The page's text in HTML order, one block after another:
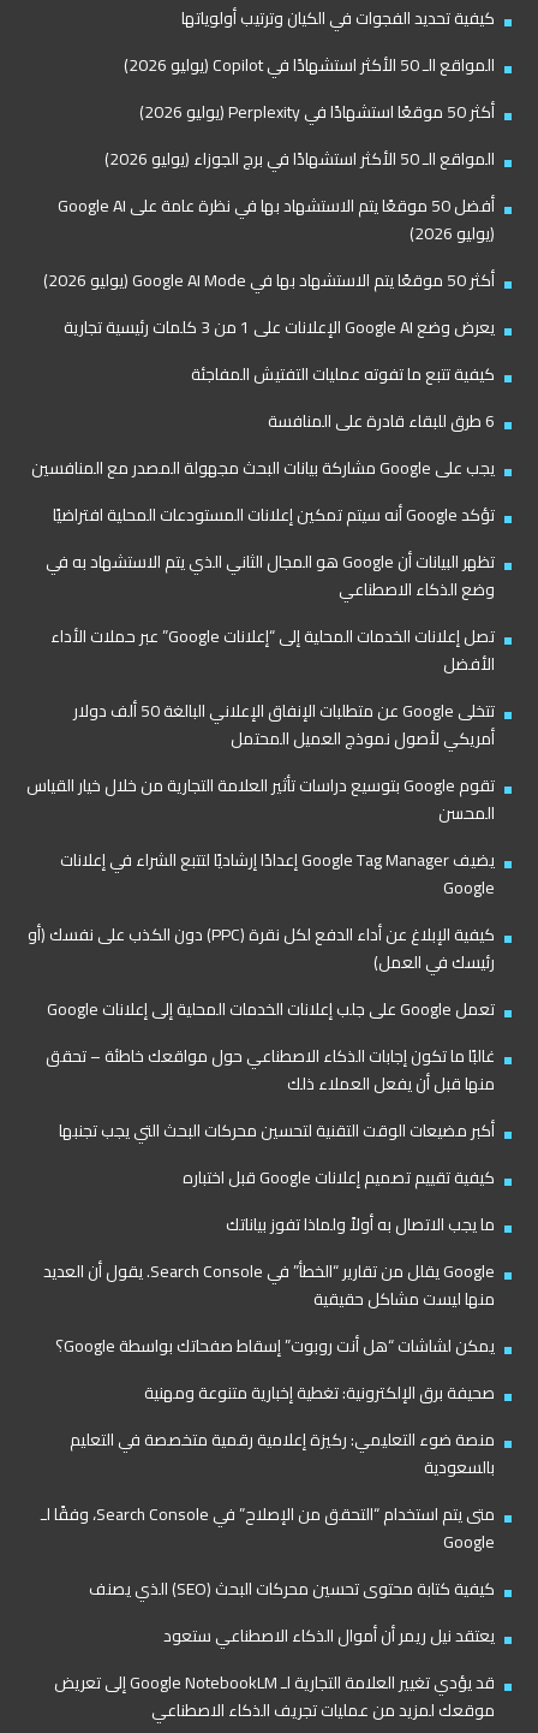
كيفية تحديد الفجوات في الكيان وترتيب أولوياتها
المواقع الـ 50 الأكثر استشهادًا في Copilot (يوليو 2026)
أكثر 50 موقعًا استشهادًا في Perplexity (يوليو 2026)
المواقع الـ 50 الأكثر استشهادًا في برج الجوزاء (يوليو 2026)
أفضل 50 موقعًا يتم الاستشهاد بها في نظرة عامة على Google AI
(يوليو 2026)
أكثر 50 موقعًا يتم الاستشهاد بها في Google AI Mode (يوليو 2026)
يعرض وضع Google AI الإعلانات على 1 من 3 كلمات رئيسية تجارية
كيفية تتبع ما تفوته عمليات التفتيش المفاجئة
6 طرق للبقاء قادرة على المنافسة
يجب على Google مشاركة بيانات البحث مجهولة المصدر مع المنافسين
تؤكد Google أنه سيتم تمكين إعلانات المستودعات المحلية افتراضيًا
تظهر البيانات أن Google هو المجال الثاني الذي يتم الاستشهاد به في
وضع الذكاء الاصطناعي
تصل إعلانات الخدمات المحلية إلى “إعلانات Google” عبر حملات الأداء
الأفضل
تتخلى Google عن متطلبات الإنفاق الإعلاني البالغة 50 ألف دولار
أمريكي لأصول نموذج العميل المحتمل
تقوم Google بتوسيع دراسات تأثير العلامة التجارية من خلال خيار القياس
المحسن
يضيف Google Tag Manager إعدادًا إرشاديًا لتتبع الشراء في إعلانات
Google
كيفية الإبلاغ عن أداء الدفع لكل نقرة (PPC) دون الكذب على نفسك (أو
رئيسك في العمل)
تعمل Google على جلب إعلانات الخدمات المحلية إلى إعلانات Google
غالبًا ما تكون إجابات الذكاء الاصطناعي حول مواقعك خاطئة – تحقق
منها قبل أن يفعل العملاء ذلك
أكبر مضيعات الوقت التقنية لتحسين محركات البحث التي يجب تجنبها
كيفية تقييم تصميم إعلانات Google قبل اختباره
ما يجب الاتصال به أولاً ولماذا تفوز بياناتك
Google يقلل من تقارير “الخطأ” في Search Console. يقول أن العديد
منها ليست مشاكل حقيقية
يمكن لشاشات “هل أنت روبوت” إسقاط صفحاتك بواسطة Google؟
صحيفة برق الإلكترونية: تغطية إخبارية متنوعة ومهنية
منصة ضوء التعليمي: ركيزة إعلامية رقمية متخصصة في التعليم
بالسعودية
متى يتم استخدام “التحقق من الإصلاح” في Search Console، وفقًا لـ
Google
كيفية كتابة محتوى تحسين محركات البحث (SEO) الذي يصنف
يعتقد نيل ريمر أن أموال الذكاء الاصطناعي ستعود
قد يؤدي تغيير العلامة التجارية لـ Google NotebookLM إلى تعريض
موقعك لمزيد من عمليات تجريف الذكاء الاصطناعي